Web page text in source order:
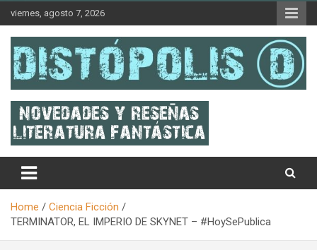
content
viernes, agosto 7, 2026
Distópolis
Home
Ciencia Ficción
TERMINATOR, EL IMPERIO DE SKYNET – #HoySePublica